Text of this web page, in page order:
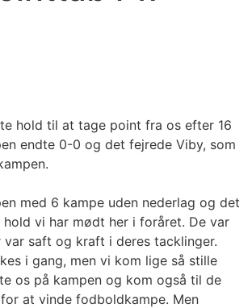
hold til at tage point fra os efter 16
endte 0-0 og det fejrede Viby, som
med 6 kampe uden nederlag og det
vi har mødt her i foråret. De var
var saft og kraft i deres tacklinger.
i gang, men vi kom lige så stille
os på kampen og kom også til de
at vinde fodboldkampe. Men